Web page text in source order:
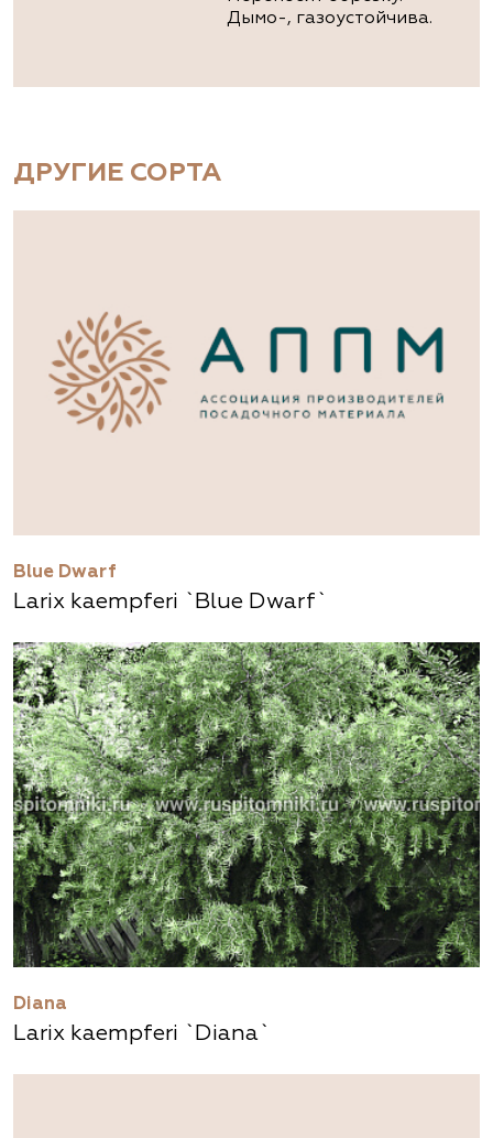
Дымо-, газоустойчива.
ДРУГИЕ СОРТА
Blue Dwarf
Larix kaempferi `Blue Dwarf`
Diana
Larix kaempferi `Diana`